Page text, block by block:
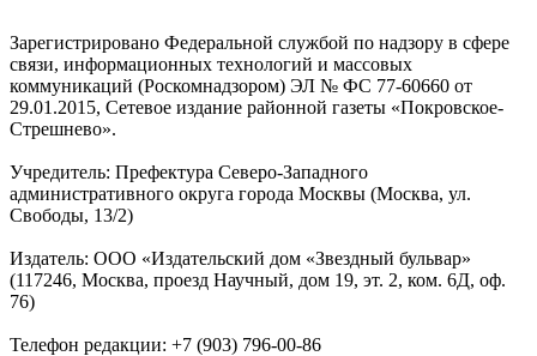
Зарегистрировано Федеральной службой по надзору в сфере
связи, информационных технологий и массовых
коммуникаций (Роскомнадзором) ЭЛ № ФС 77-60660 от
29.01.2015, Сетевое издание районной газеты «Покровское-
Стрешнево».
Учредитель: Префектура Северо-Западного
административного округа города Москвы (Москва, ул.
Свободы, 13/2)
Издатель: ООО «Издательский дом «Звездный бульвар»
(117246, Москва, проезд Научный, дом 19, эт. 2, ком. 6Д, оф.
76)
Телефон редакции: +7 (903) 796-00-86